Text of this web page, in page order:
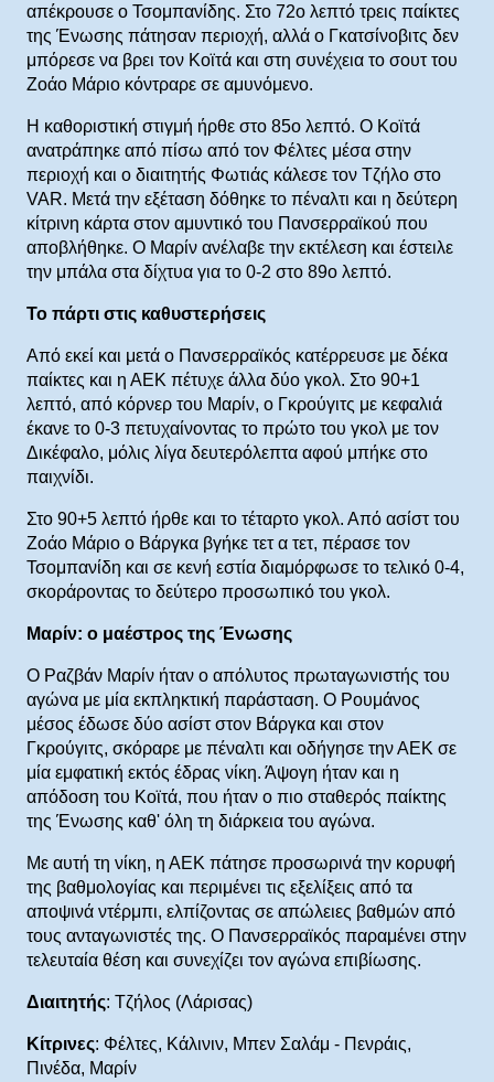
απέκρουσε ο Τσομπανίδης. Στο 72ο λεπτό τρεις παίκτες
της Ένωσης πάτησαν περιοχή, αλλά ο Γκατσίνοβιτς δεν
μπόρεσε να βρει τον Κοϊτά και στη συνέχεια το σουτ του
Ζοάο Μάριο κόντραρε σε αμυνόμενο.
Η καθοριστική στιγμή ήρθε στο 85ο λεπτό. Ο Κοϊτά
ανατράπηκε από πίσω από τον Φέλτες μέσα στην
περιοχή και ο διαιτητής Φωτιάς κάλεσε τον Τζήλο στο
VAR. Μετά την εξέταση δόθηκε το πέναλτι και η δεύτερη
κίτρινη κάρτα στον αμυντικό του Πανσερραϊκού που
αποβλήθηκε. Ο Μαρίν ανέλαβε την εκτέλεση και έστειλε
την μπάλα στα δίχτυα για το 0-2 στο 89ο λεπτό.
Το πάρτι στις καθυστερήσεις
Από εκεί και μετά ο Πανσερραϊκός κατέρρευσε με δέκα
παίκτες και η ΑΕΚ πέτυχε άλλα δύο γκολ. Στο 90+1
λεπτό, από κόρνερ του Μαρίν, ο Γκρούγιτς με κεφαλιά
έκανε το 0-3 πετυχαίνοντας το πρώτο του γκολ με τον
Δικέφαλο, μόλις λίγα δευτερόλεπτα αφού μπήκε στο
παιχνίδι.
Στο 90+5 λεπτό ήρθε και το τέταρτο γκολ. Από ασίστ του
Ζοάο Μάριο ο Βάργκα βγήκε τετ α τετ, πέρασε τον
Τσομπανίδη και σε κενή εστία διαμόρφωσε το τελικό 0-4,
σκοράροντας το δεύτερο προσωπικό του γκολ.
Μαρίν: ο μαέστρος της Ένωσης
Ο Ραζβάν Μαρίν ήταν ο απόλυτος πρωταγωνιστής του
αγώνα με μία εκπληκτική παράσταση. Ο Ρουμάνος
μέσος έδωσε δύο ασίστ στον Βάργκα και στον
Γκρούγιτς, σκόραρε με πέναλτι και οδήγησε την ΑΕΚ σε
μία εμφατική εκτός έδρας νίκη. Άψογη ήταν και η
απόδοση του Κοϊτά, που ήταν ο πιο σταθερός παίκτης
της Ένωσης καθ' όλη τη διάρκεια του αγώνα.
Με αυτή τη νίκη, η ΑΕΚ πάτησε προσωρινά την κορυφή
της βαθμολογίας και περιμένει τις εξελίξεις από τα
αποψινά ντέρμπι, ελπίζοντας σε απώλειες βαθμών από
τους ανταγωνιστές της. Ο Πανσερραϊκός παραμένει στην
τελευταία θέση και συνεχίζει τον αγώνα επιβίωσης.
Διαιτητής: Τζήλος (Λάρισας)
Κίτρινες: Φέλτες, Κάλινιν, Μπεν Σαλάμ - Πενράις,
Πινέδα, Μαρίν